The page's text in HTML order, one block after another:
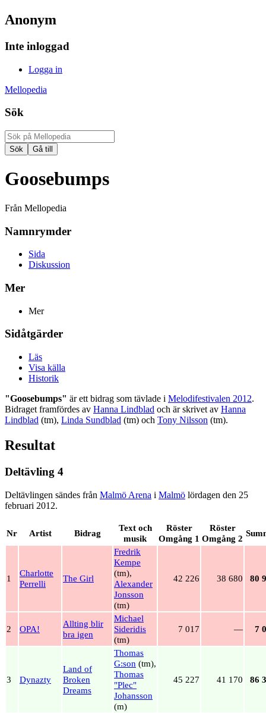
Anonym
Inte inloggad
Logga in
Mellopedia
Sök
Goosebumps
Från Mellopedia
Namnrymder
Sida
Diskussion
Mer
Mer
Sidåtgärder
Läs
Visa källa
Historik
"Goosebumps" är ett bidrag som tävlade i Melodifestivalen 2012.
Bidraget framfördes av Hanna Lindblad och är skrivet av Hanna
Lindblad (tm), Linda Sundblad (tm) och Tony Nilsson (tm).
Resultat
Deltävling 4
Deltävlingen sändes från Malmö Arena i Malmö lördagen den 25
februari 2012.
Nr Artist Bidrag
Text och
musik
Röster
Omgång 1
Röster
Omgång 2
1
Charlotte
Perrelli
The Girl
Fredrik
Kempe
(tm),
Alexander
Jonsson
(tm)
42 226 38 680 80
2 OPA!
Allting blir
bra igen
Michael
Sideridis
(tm)
7 017 — 7
3 Dynazty
Land of
Broken
Dreams
Thomas
G:son (tm),
Thomas
"Plec"
Johansson
(m)
45 227 41 170 86